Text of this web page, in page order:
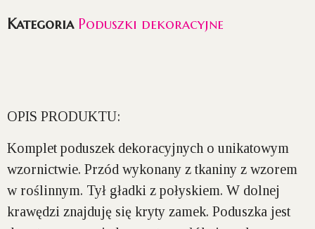
Kategoria Poduszki dekoracyjne
OPIS PRODUKTU:
Komplet poduszek dekoracyjnych o unikatowym
wzornictwie. Przód wykonany z tkaniny z wzorem
w roślinnym. Tył gładki z połyskiem. W dolnej
krawędzi znajduję się kryty zamek. Poduszka jest